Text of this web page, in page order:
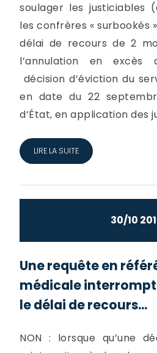
soulager les justiciables
les confrères « surbookés
délai de recours de 2
l’annulation en excès
décision d’éviction du
en date du 22
d’État, en application des
LIRE LA SUITE
30/10
Une requête en
médicale
le délai de recours...
NON : lorsque qu’une